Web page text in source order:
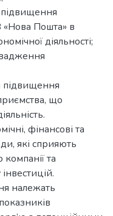
«Нова Пошта» в
діяльності;
підвищення
що
фінансові та
які сприяють
та
належать